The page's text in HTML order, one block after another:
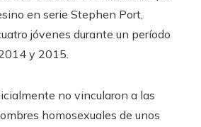
en serie Stephen Port,
jóvenes durante un período
y 2015.
no vincularon a las
homosexuales de unos